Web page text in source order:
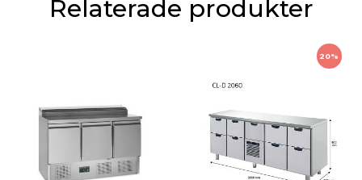
Relaterade produkter
20%